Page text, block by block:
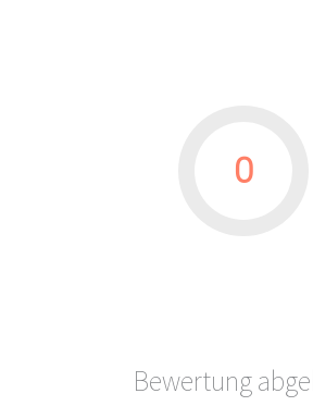
0
Bewertung